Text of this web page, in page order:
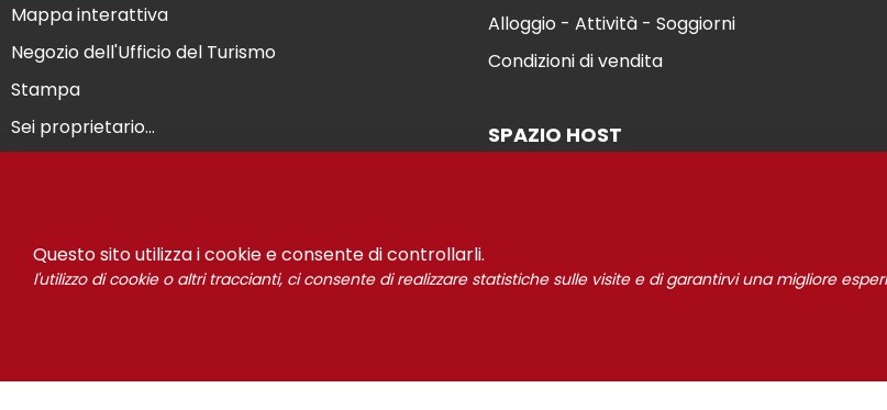
Mappa interattiva
Negozio dell'Ufficio del Turismo
Stampa
Sei proprietario...
Alloggio - Attività - Soggiorni
Condizioni di vendita
SPAZIO HOST
© Risoul 2021 INFORMAZIONI LEGALI I nostri partner
Questo sito utilizza i cookie e consente di controllarli.
l'utilizzo di cookie o altri traccianti, ci consente di realizzare statistiche sulle visite e di garantirvi una migliore